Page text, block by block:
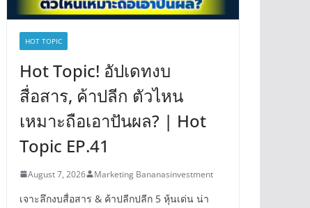
HOT TOPIC
Hot Topic! อัปเดทงบ
สื่อสาร, ค้าปลีก ตัวไหน
เหมาะถือเอาปันผล? | Hot
Topic EP.41
August 7, 2026 Marketing Bananasinvestment
เจาะลึกงบสื่อสาร & ค้าปลีกปลีก 5 หุ้นเด่น น่า